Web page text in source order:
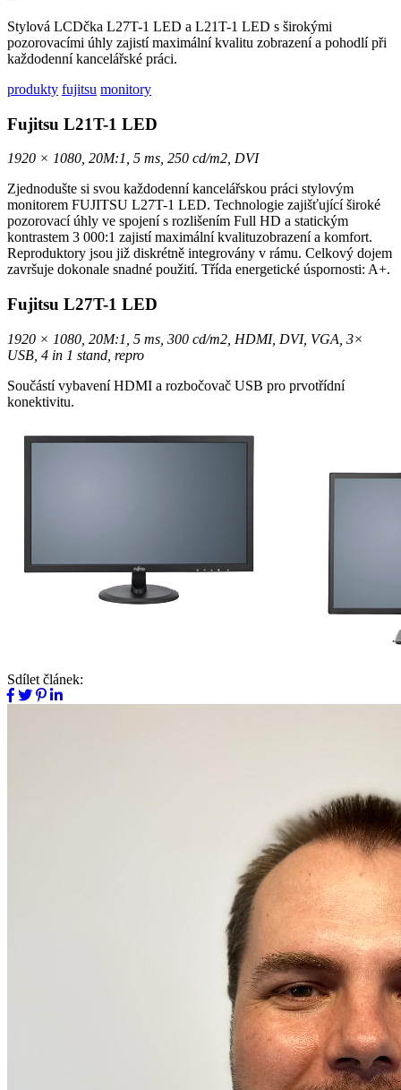
Stylová LCDčka L27T-1 LED a L21T-1 LED s širokými
pozorovacími úhly zajistí maximální kvalitu zobrazení a pohodlí při
každodenní kancelářské práci.
produkty fujitsu monitory
Fujitsu L21T-1 LED
1920 × 1080, 20M:1, 5 ms, 250 cd/m2, DVI
Zjednodušte si svou každodenní kancelářskou práci stylovým
monitorem FUJITSU L27T-1 LED. Technologie zajišťující široké
pozorovací úhly ve spojení s rozlišením Full HD a statickým
kontrastem 3 000:1 zajistí maximální kvalituzobrazení a komfort.
Reproduktory jsou již diskrétně integrovány v rámu. Celkový dojem
završuje dokonale snadné použití. Třída energetické úspornosti: A+.
Fujitsu L27T-1 LED
1920 × 1080, 20M:1, 5 ms, 300 cd/m2, HDMI, DVI, VGA, 3×
USB, 4 in 1 stand, repro
Součástí vybavení HDMI a rozbočovač USB pro prvotřídní
konektivitu.
Sdílet článek: